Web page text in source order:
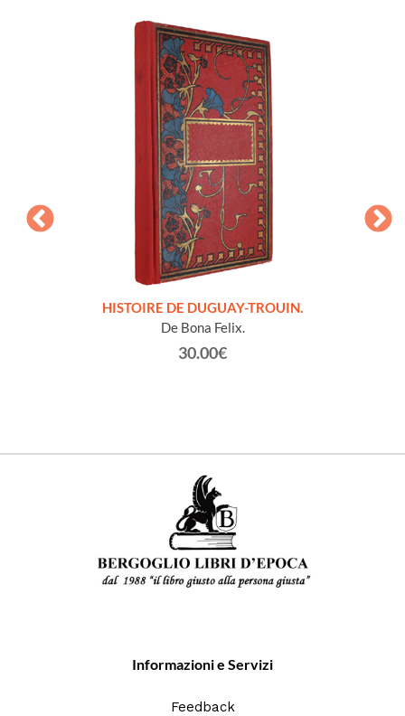
HISTOIRE DE DUGUAY-TROUIN.
De Bona Felix.
30.00€
Informazioni e Servizi
Feedback